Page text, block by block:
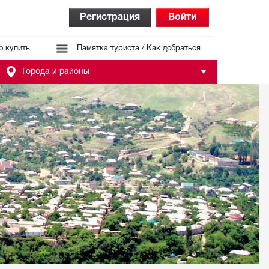
Регистрация Войти
купить Памятка туриста / Как добраться
Города и районы